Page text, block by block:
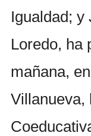
Igualdad; y
Loredo, ha
mañana,
Villanueva,